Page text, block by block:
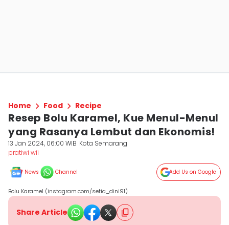
Home Food Recipe
Resep Bolu Karamel, Kue Menul-Menul
yang Rasanya Lembut dan Ekonomis!
13 Jan 2024, 06:00 WIB Kota Semarang
pratiwi wii
News Channel Add Us on Google
Bolu Karamel (instagram.com/setia_dini91)
Share Article